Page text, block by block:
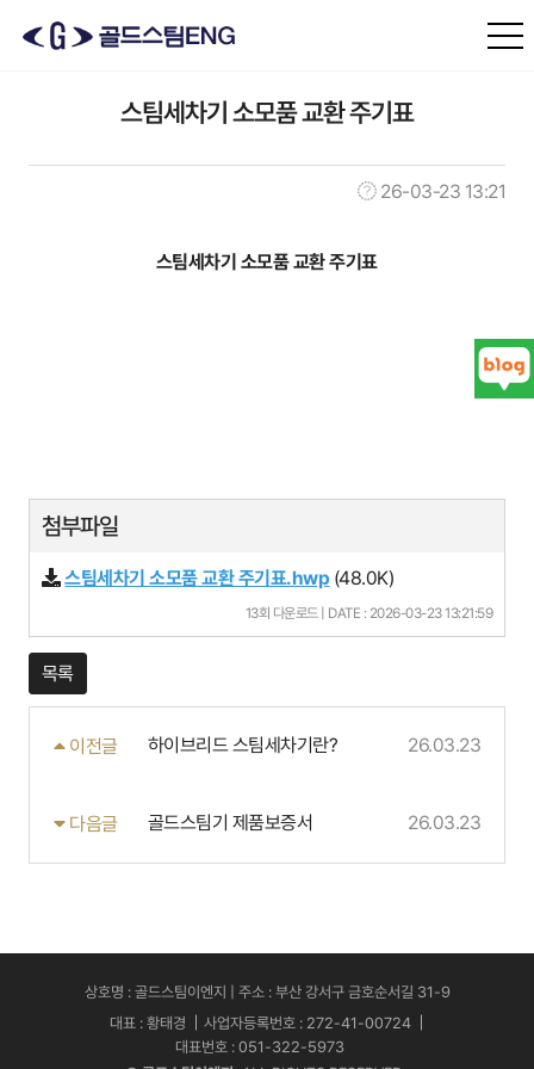
스팀세차기 소모품 교환 주기표
26-03-23 13:21
스팀세차기 소모품 교환 주기표
첨부파일
스팀세차기 소모품 교환 주기표.hwp (48.0K)
13회 다운로드 | DATE : 2026-03-23 13:21:59
목록
이전글 하이브리드 스팀세차기란? 26.03.23
다음글 골드스팀기 제품보증서 26.03.23
상호명 : 골드스팀이엔지 | 주소 : 부산 강서구 금호순서길 31-9
대표 : 황태경
사업자등록번호 : 272-41-00724
대표번호 : 051-322-5973